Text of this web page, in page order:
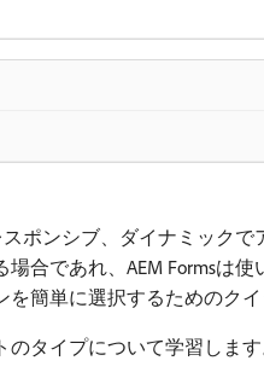
ポンシブ、ダイナミック
合であれ、AEM Formsは
簡単に選択するためのク
タイプについて学習します